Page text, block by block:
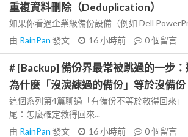
重複資料刪除（Deduplication）
如果你看過企業級備份設備（例如 Dell
由 RainPan 發文 16 小時前 0個留言
# [Backup] 備份界最常被跳過的一步
為什麼「沒演練過的備份」等於沒備份
這個系列第4篇聊過「有備份不等於救得回來
尾：怎麼確定救得回來...
由 RainPan 發文 16 小時前 0個留言